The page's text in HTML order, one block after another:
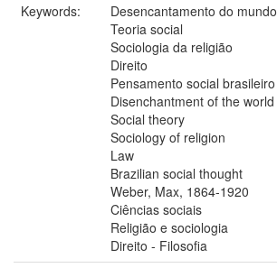
Keywords:
Desencantamento do mundo
Teoria social
Sociologia da religião
Direito
Pensamento social brasileiro
Disenchantment of the world
Social theory
Sociology of religion
Law
Brazilian social thought
Weber, Max, 1864-1920
Ciências sociais
Religião e sociologia
Direito - Filosofia